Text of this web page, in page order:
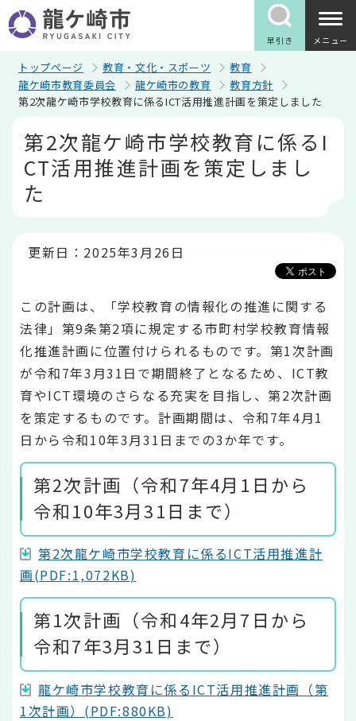
の
ペ
早引き メニュー
トップページ 教育・文化・スポーツ
教育
龍ケ崎市教育委員会
龍ケ崎市の教育
教育方針
第2次龍ケ崎市学校教育に係るICT活用推進計画を策定しました
第2次龍ケ崎市学校教育に係るI
CT活用推進計画を策定しまし
た
更新日：2025年3月26日
この計画は、「学校教育の情報化の推進に関する
法律」第9条第2項に規定する市町村学校教育情報
化推進計画に位置付けられるものです。第1次計画
が令和7年3月31日で期間終了となるため、ICT教
育やICT環境のさらなる充実を目指し、第2次計画
を策定するものです。計画期間は、令和7年4月1
日から令和10年3月31日までの3か年です。
第2次計画（令和7年4月1日から
令和10年3月31日まで）
第2次龍ケ崎市学校教育に係るICT活用推進計
画(PDF:1,072KB)
第1次計画（令和4年2月7日から
令和7年3月31日まで）
龍ケ崎市学校教育に係るICT活用推進計画（第
1次計画）(PDF:880KB)